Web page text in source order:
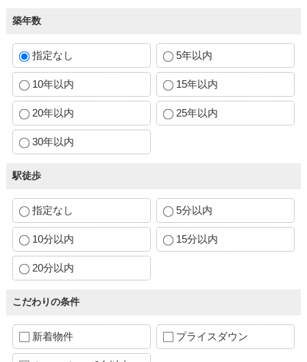
築年数
指定なし 5年以内
10年以内 15年以内
20年以内 25年以内
30年以内
駅徒歩
指定なし 5分以内
10分以内 15分以内
20分以内
こだわりの条件
新着物件 プライスダウン